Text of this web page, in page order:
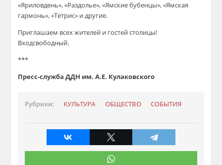
«Яриловдень», «Раздолье», «Ямские бубенцы», «Ямская
гармонь», «Тетрис» и другие.
Приглашаем всех жителей и гостей столицы!
Входсвободный.
***
Пресс-служба ДДН им. А.Е. Кулаковского
Рубрики: КУЛЬТУРА ОБЩЕСТВО СОБЫТИЯ